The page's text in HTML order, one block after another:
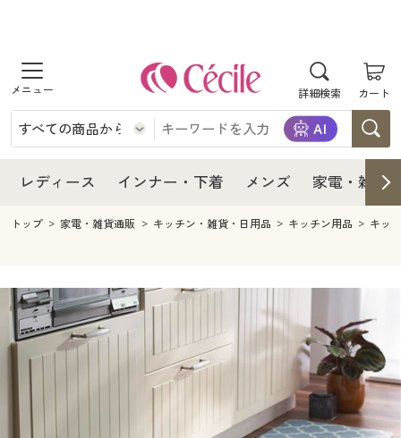
詳細検索 カート
商品を探す
レディース
レディースファッション
インナー・下着
インナー・下着通販すべて
メンズ下着
ジュニア・ティーンズ下着
メンズ
メンズファッション
家電・雑貨すべて
寝具・インテリア・家具
寝具・インテリア・家具通販すべて
家具・収納
美容・健康通販すべて
制服・スクール
レディース インナー・下着 メンズ 家電・雑貨
レディース
レディース通販すべて
レディースファッション
インナー・下着
インナー・下着通販すべて
ジュニア・ティーンズ下着
メンズ
メンズ下着
家電
キッチン・雑貨・日用品
寝具・インテリア・家具通販すべて
家具・収納
寝具・ベッド
美容・健康
美容・健康通販すべて
美容・健康・サプリメント
制服・スクール
制服・スクールすべて
大きいサイズ
トップ 家電・雑貨通販 キッチン・雑貨・日用品 キッチン用品 キッ